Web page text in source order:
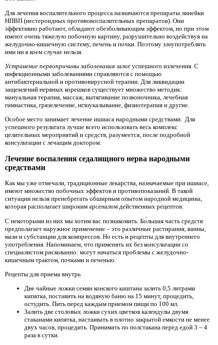
Для лечения воспалительного процесса назначаются препараты линейки
НПВП (нестероидных противовоспалительных препаратов). Они
эффективно работают, обладают обезболивающим эффектом, но при этом
имеют очень тяжелую побочную картину, разрушительно воздействуя на
желудочно-кишечную систему, печень и почки. Поэтому злоупотреблять
ими ни в коем случае нельзя.
Устранение первопричины заболевания залог успешного излечения. С
инфекционными заболеваниями справляются с помощью
антибактериальной и противовирусной терапии. Для ликвидации
защемлений нервных корешков существует множество методик:
мануальная терапия, массаж, вытягивание позвоночника, лечебная
гимнастика, грязелечение, иглоукалывание, физиотерапия и другие.
Особое место занимает лечение ишиаса народными средствами. Для
успешного результата лучше всего использовать весь комплекс
целительных мероприятий и средств, разумеется, после подробной
консультации с лечащим доктором.
Лечение воспаления седалищного нерва народными
средствами
Как мы уже отмечали, традиционные лекарства, назначаемые при ишиасе,
имеют множество побочных эффектов и противопоказаний. В такой
ситуации нельзя пренебрегать обширным опытом народной медицины,
которая располагает широким арсеналом действенных рецептов.
С некоторыми из них мы хотим вас познакомить. Бо́льшая часть средств
предполагает наружное применение – это различные растирания, ванны,
мази и субстанции для компрессов. Но есть и рецепты для внутреннего
употребления. Напоминаем, что применять их без консультации со
специалистом рискованно: могут начаться проблемы с желудочно-
кишечным трактом, почками и печенью.
Рецепты для приема внутрь
Две чайные ложки семян конского каштана залить 0,5 литрами
кипятка, поставить на водяную баню на 15 минут, процедить,
остудить. Пить перед каждым приемом пищи по 100 мл.
Залить две столовых ложки сухих цветков календулы двумя
стаканами кипятка, настаивать в плотно закрытой емкости не менее
двух часов, процедить. Принимать по полстакана перед едой 3 – 4
раза в сутки.